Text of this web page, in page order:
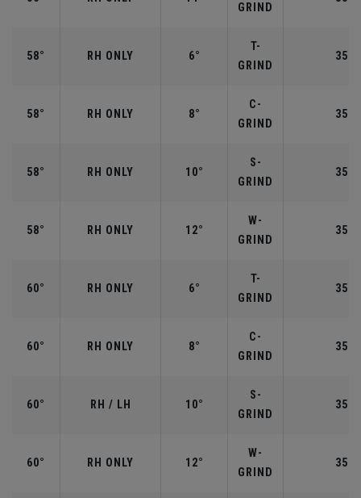
GRIND
58° RH ONLY 6°
T-
GRIND
58° RH ONLY 8°
C-
GRIND
58° RH ONLY 10°
S-
GRIND
58° RH ONLY 12°
W-
GRIND
60° RH ONLY 6°
T-
GRIND
60° RH ONLY 8°
C-
GRIND
60° RH / LH 10°
S-
GRIND
60° RH ONLY 12°
W-
GRIND